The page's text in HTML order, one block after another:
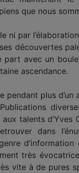
que nous
ni par
découvertes
part avec un
ascendance.
plus d’un
talents d’Yves
dans
d’information
très
vite à de pures